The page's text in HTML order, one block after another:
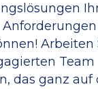
Arbeiten
Team
das ganz auf